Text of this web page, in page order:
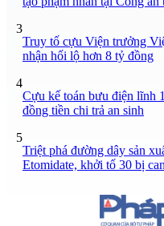
3
Truy tố cựu Viện trưởng
nhận hối lộ hơn 8 tỷ đồng
4
Cựu kế toán bưu điện lĩnh
đồng tiền chi trả an sinh
5
Triệt phá đường dây sản
Etomidate, khởi tố 30 bị can